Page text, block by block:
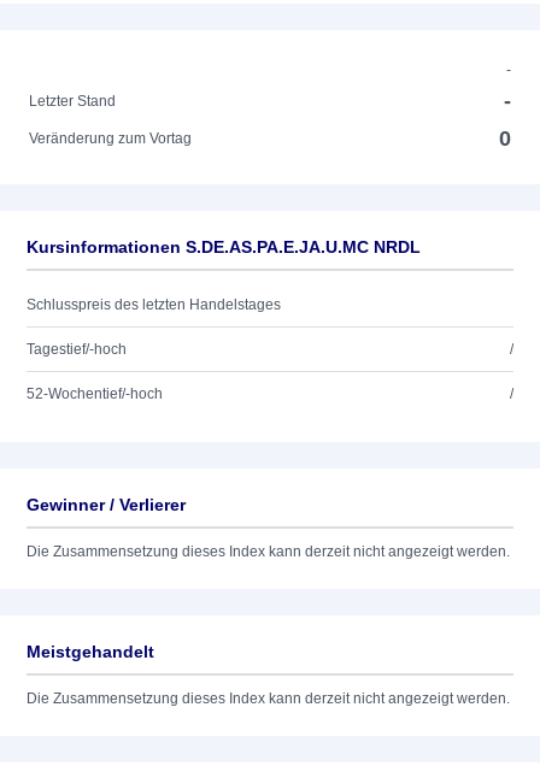
-
Letzter Stand
-
Veränderung zum Vortag 0
Kursinformationen S.DE.AS.PA.E.JA.U.MC NRDL
Schlusspreis des letzten Handelstages
Tagestief/-hoch /
52-Wochentief/-hoch /
Gewinner / Verlierer
Die Zusammensetzung dieses Index kann derzeit nicht angezeigt werden.
Meistgehandelt
Die Zusammensetzung dieses Index kann derzeit nicht angezeigt werden.